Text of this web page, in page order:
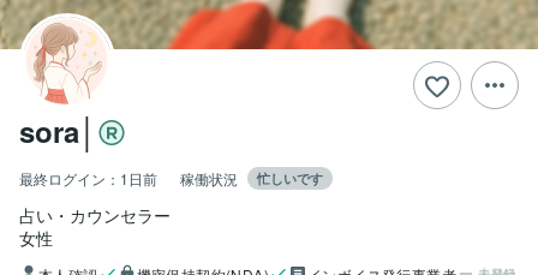
sora│
最終ログイン： 1日前 稼働状況 忙しいです
占い・カウンセラー
女性